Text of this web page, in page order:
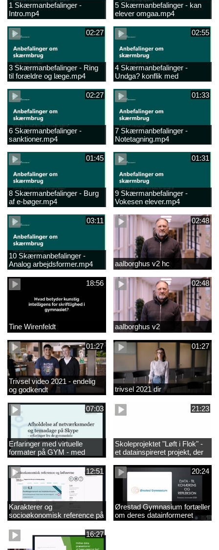
1 Skærmanbefalinger -
Intro.mp4
5 Skærmanbefalinger - kan
elever omgaa.mp4
02:27
3 Skærmanbefalinger - Ring
til forældre og læge.mp4
02:55
4 Skærmanbefalinger -
Undga? konflik med
elever.mp4
02:27
6 Skærmanbefalinger -
sanktioner.mp4
01:33
7 Skærmanbefalinger -
Notetagning.mp4
01:45
8 Skærmanbefalinger - Burg
af e-bøger.mp4
01:31
9 Skærmanbefalinger -
Vokesen elever.mp4
03:11
10 Skærmanbefalinger -
Analog arbejdsformer.mp4
02:48
aalborghus v2 hc
18:56
Tine Wirenfeldt
02:48
aalborghus v2
01:27
Trivsel video 2021 - endelig
og godkendt
01:27
trivsel 2021 dir
07:03
Erfaringer med virtuelle
formater på GYM - med
musik
21:23
Skoleprojektet "Løft i Flok" -
et datainspireret projekt, der
skal forsøge at adressere
løfteevneproblemerne på
Mariagerfjord Gymnasium
12:51
Karakterer og
socioøkonomisk reference på
uddannelsesstatistik.dk
20:24
Ørestad Gymnasium fortæller
om deres datainformeret
ledelse af skoleindsatser
16:27